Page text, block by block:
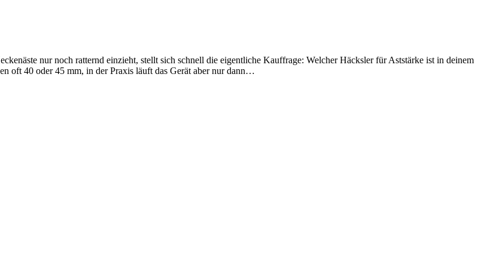
nur noch ratternd einzieht, stellt sich schnell die eigentliche Kauffrage: Welcher Häcksler für Aststärke ist in deinem
oft 40 oder 45 mm, in der Praxis läuft das Gerät aber nur dann…